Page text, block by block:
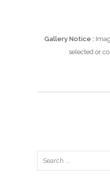
Gallery Notice :
selected or